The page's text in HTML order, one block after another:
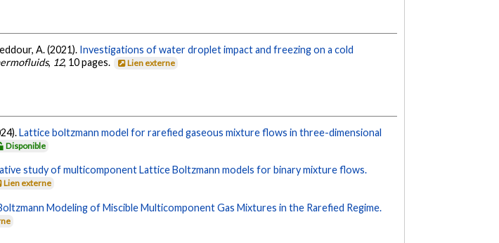
A. (2021). Investigations of water droplet impact and freezing on a cold
, 12, 10 pages. Lien externe
Lattice boltzmann model for rarefied gaseous mixture flows in three-dimensional
Disponible
study of multicomponent Lattice Boltzmann models for binary mixture flows.
Lien externe
Modeling of Miscible Multicomponent Gas Mixtures in the Rarefied Regime.